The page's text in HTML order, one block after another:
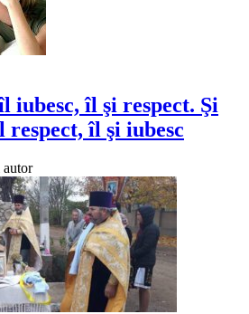
iubesc, îl şi respect. Şi
respect, îl şi iubesc
autor